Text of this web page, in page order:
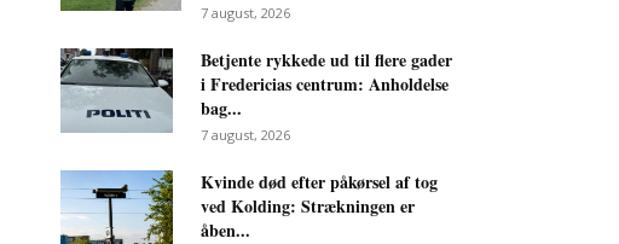
7 august, 2026
Betjente rykkede ud til flere gader
i Fredericias centrum: Anholdelse
bag...
7 august, 2026
Kvinde død efter påkørsel af tog
ved Kolding: Strækningen er
åben...